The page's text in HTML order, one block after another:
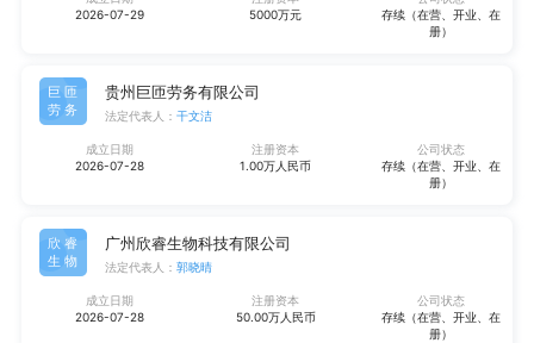
2026-07-29
5000万元
存续（在营、开业、在
册）
巨匝
劳务
贵州巨匝劳务有限公司
法定代表人： 干文洁
成立日期
2026-07-28
注册资本
1.00万人民币
公司状态
存续（在营、开业、在
册）
欣睿
生物
广州欣睿生物科技有限公司
法定代表人： 郭晓晴
成立日期
2026-07-28
注册资本
50.00万人民币
公司状态
存续（在营、开业、在
册）